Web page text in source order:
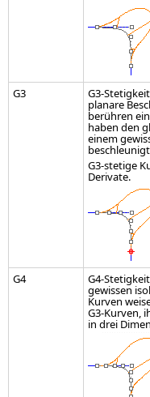
G3 G3-
planare
berühren
haben den
einem
G3-stetige
Derivate.
G4 G4-
gewissen
Kurven
G3-Kurven,
in drei